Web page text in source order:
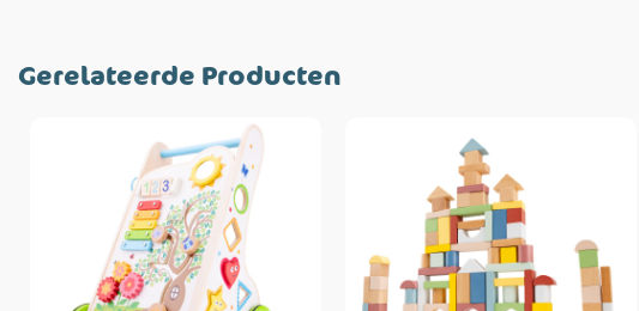
Gerelateerde Producten